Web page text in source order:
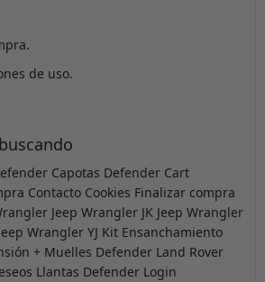
de uso.
Capotas Defender Cart
Contacto Cookies Finalizar compra
Jeep Wrangler JK Jeep Wrangler
Wrangler YJ Kit Ensanchamiento
+ Muelles Defender Land Rover
Llantas Defender Login